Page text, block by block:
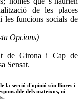
de les places
les funcions socials de
Opcions)
de Girona i Cap de
Sensat.
la secció d'opinió són lliures i
dels mateixos, ni